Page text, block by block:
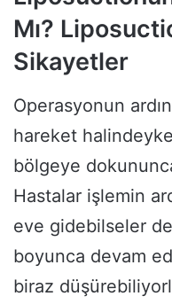
Mı?
Sikayetler
Operasyonun
hareket
bölgeye
Hastalar işlemin
eve gidebilseler
boyunca devam
biraz